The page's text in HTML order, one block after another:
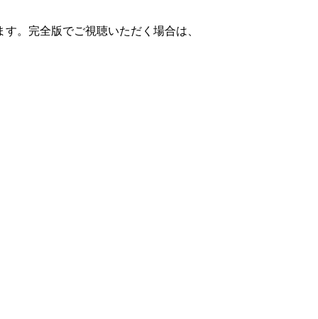
。完全版でご視聴いただく場合は、